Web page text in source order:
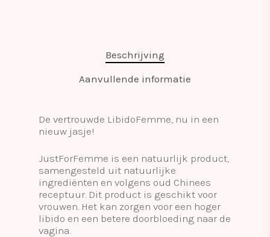
Beschrijving
Aanvullende informatie
De vertrouwde LibidoFemme, nu in een
nieuw jasje!
JustForFemme is een natuurlijk product,
samengesteld uit natuurlijke
ingrediënten en volgens oud Chinees
receptuur. Dit product is geschikt voor
vrouwen. Het kan zorgen voor een hoger
libido en een betere doorbloeding naar de
vagina.